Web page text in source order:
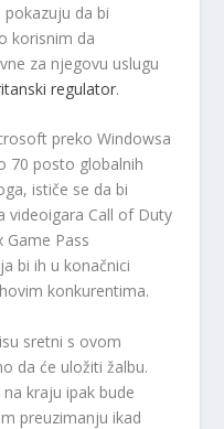
da bi
korisnim da
za njegovu uslugu
regulator.
preko Windowsa
70 posto globalnih
ističe se da bi
videoigara Call of Duty
Game Pass
bi ih u konačnici
konkurentima.
sretni s ovom
da će uložiti žalbu.
kraju ipak bude
preuzimanju ikad